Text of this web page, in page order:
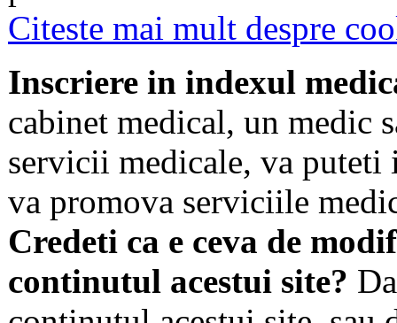
Citeste mai mult despre
Inscriere in indexul
cabinet medical, un medic
servicii medicale, va puteti
va promova serviciile
Credeti ca e ceva de
continutul acestui site?